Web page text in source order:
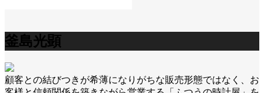
釜島光顕
顧客との結びつきが希薄になりがちな販売形態ではなく、お